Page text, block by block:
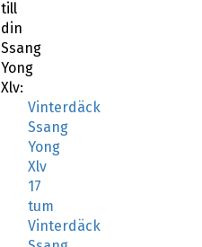
Ssang
Yong
Xlv:
Vinterdäck
Ssang
Yong
Xlv
17
tum
Vinterdäck
Ssang
Yong